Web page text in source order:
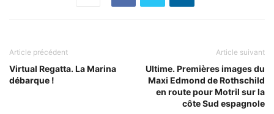
Article précédent
Virtual Regatta. La Marina
débarque !
Article suivant
Ultime. Premières images du
Maxi Edmond de Rothschild
en route pour Motril sur la
côte Sud espagnole